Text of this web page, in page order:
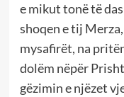
e mikut tonë të
shoqen e tij
mysafirët, na
dolëm nëpër
gëzimin e njëzet